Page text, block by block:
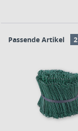
Passende Artikel 2